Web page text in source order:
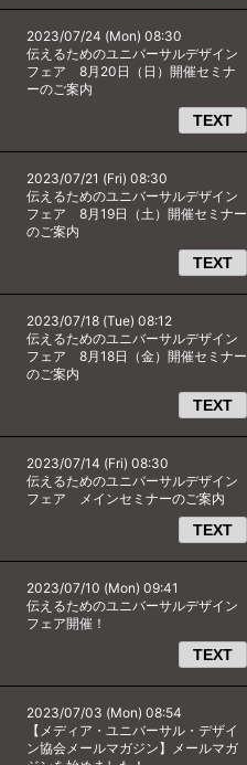
2023/07/24 (Mon) 08:30
伝えるためのユニバーサルデザイン
フェア 8月20日（日）開催セミナ
ーのご案内
TEXT
2023/07/21 (Fri) 08:30
伝えるためのユニバーサルデザイン
フェア 8月19日（土）開催セミナー
のご案内
TEXT
2023/07/18 (Tue) 08:12
伝えるためのユニバーサルデザイン
フェア 8月18日（金）開催セミナー
のご案内
TEXT
2023/07/14 (Fri) 08:30
伝えるためのユニバーサルデザイン
フェア メインセミナーのご案内
TEXT
2023/07/10 (Mon) 09:41
伝えるためのユニバーサルデザイン
フェア開催！
TEXT
2023/07/03 (Mon) 08:54
【メディア・ユニバーサル・デザイ
ン協会メールマガジン】メールマガ